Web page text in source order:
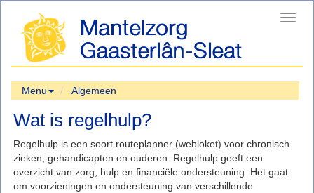
Menu Algemeen
Wat is regelhulp?
Regelhulp is een soort routeplanner (webloket) voor chronisch
zieken, gehandicapten en ouderen. Regelhulp geeft een
overzicht van zorg, hulp en financiële ondersteuning. Het gaat
om voorzieningen en ondersteuning van verschillende